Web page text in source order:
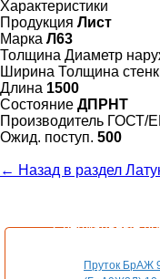
Характеристики
Продукция Лист
Марка Л63
Толщина Диаметр
Ширина Толщина
Длина 1500
Состояние ДПРНТ
Произво­дитель ГОСТ/
Ожид. поступ. 500
← Назад в раздел
Специальные
Пруток БрАЖ